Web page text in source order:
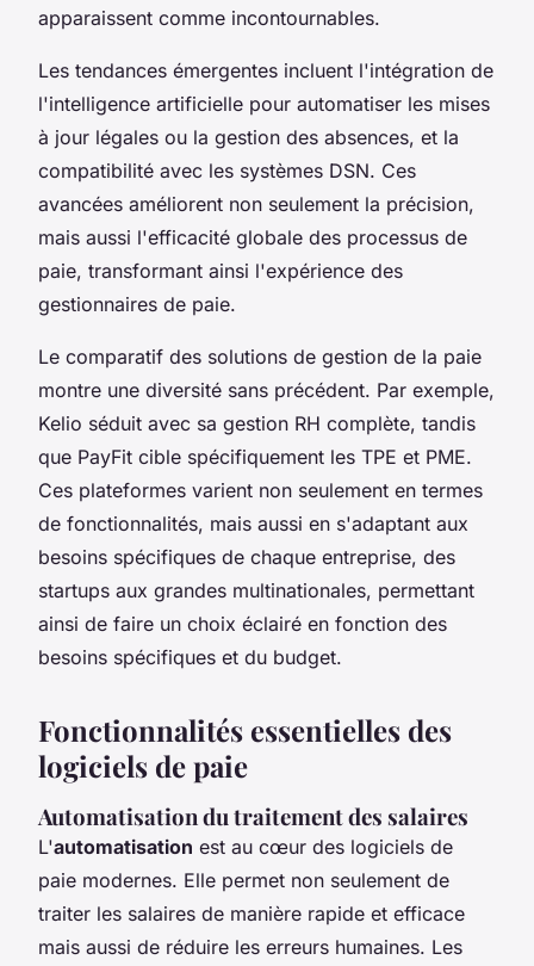
apparaissent comme incontournables.
Les tendances émergentes incluent l'intégration de
l'intelligence artificielle pour automatiser les mises
à jour légales ou la gestion des absences, et la
compatibilité avec les systèmes DSN. Ces
avancées améliorent non seulement la précision,
mais aussi l'efficacité globale des processus de
paie, transformant ainsi l'expérience des
gestionnaires de paie.
Le comparatif des solutions de gestion de la paie
montre une diversité sans précédent. Par exemple,
Kelio séduit avec sa gestion RH complète, tandis
que PayFit cible spécifiquement les TPE et PME.
Ces plateformes varient non seulement en termes
de fonctionnalités, mais aussi en s'adaptant aux
besoins spécifiques de chaque entreprise, des
startups aux grandes multinationales, permettant
ainsi de faire un choix éclairé en fonction des
besoins spécifiques et du budget.
Fonctionnalités essentielles des
logiciels de paie
Automatisation du traitement des salaires
L'automatisation est au cœur des logiciels de
paie modernes. Elle permet non seulement de
traiter les salaires de manière rapide et efficace
mais aussi de réduire les erreurs humaines. Les